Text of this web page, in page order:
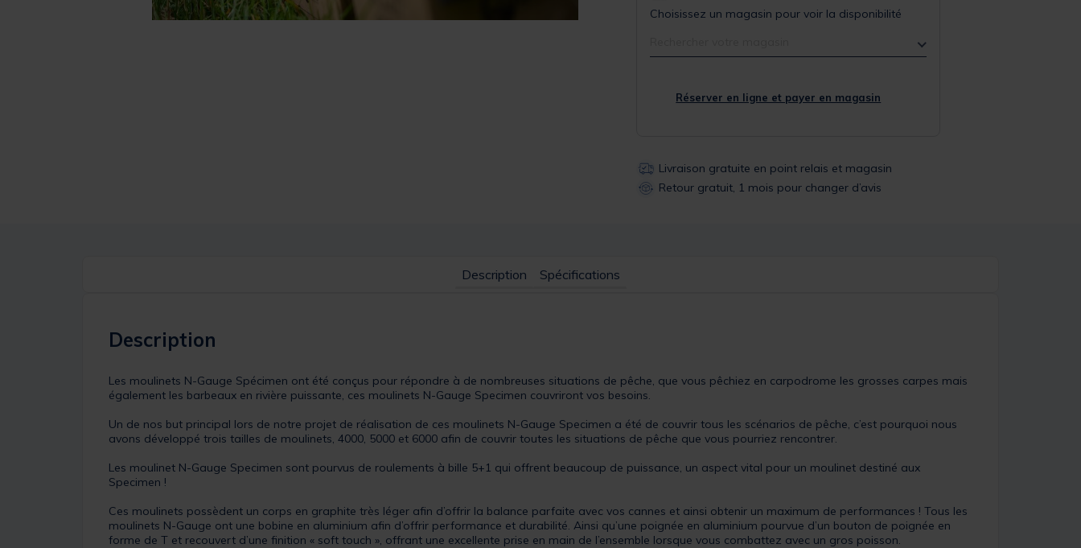
Choisissez un magasin pour voir la disponibilité
Réserver en ligne et payer en magasin
Livraison gratuite en point relais et magasin
Retour gratuit, 1 mois pour changer d’avis
Description Spécifications
Description
Les moulinets N-Gauge Spécimen ont été conçus pour répondre à de nombreuses situations de pêche, que vous pêchiez en carpodrome les grosses carpes mais
également les barbeaux en rivière puissante, ces moulinets N-Gauge Specimen couvriront vos besoins.
Un de nos but principal lors de notre projet de réalisation de ces moulinets N-Gauge Specimen a été de couvrir tous les scénarios de pêche, c’est pourquoi nous
avons développé trois tailles de moulinets, 4000, 5000 et 6000 afin de couvrir toutes les situations de pêche que vous pourriez rencontrer.
Les moulinet N-Gauge Specimen sont pourvus de roulements à bille 5+1 qui offrent beaucoup de puissance, un aspect vital pour un moulinet destiné aux
Specimen !
Ces moulinets possèdent un corps en graphite très léger afin d’offrir la balance parfaite avec vos cannes et ainsi obtenir un maximum de performances ! Tous les
moulinets N-Gauge ont une bobine en aluminium afin d’offrir performance et durabilité. Ainsi qu’une poignée en aluminium pourvue d’un bouton de poignée en
forme de T et recouvert d’une finition « soft touch », offrant une excellente prise en main de l’ensemble lorsque vous combattez avec un gros poisson.